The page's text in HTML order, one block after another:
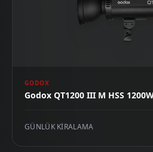
GODOX
Godox QT1200 III M HSS
GÜNLÜK KIRALAMA